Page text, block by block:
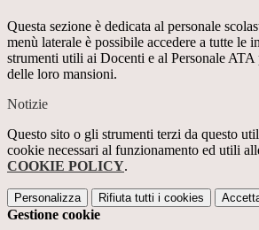
Questa sezione è dedicata al personale
menù laterale è possibile accedere a tutte le
strumenti utili ai Docenti e al Personale
delle loro mansioni.
Notizie
Questo sito o gli strumenti terzi da questo
cookie necessari al funzionamento ed utili
COOKIE POLICY.
Personalizza Rifiuta tutti i cookies
Gestione cookie